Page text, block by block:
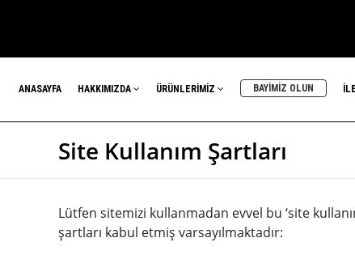
ANASAYFA HAKKIMIZDA ÜRÜNLERİMİZ BAYİMİZ OLUN
Site Kullanım Şartları
Lütfen sitemizi kullanmadan evvel bu ‘site
şartları kabul etmiş varsayılmaktadır: